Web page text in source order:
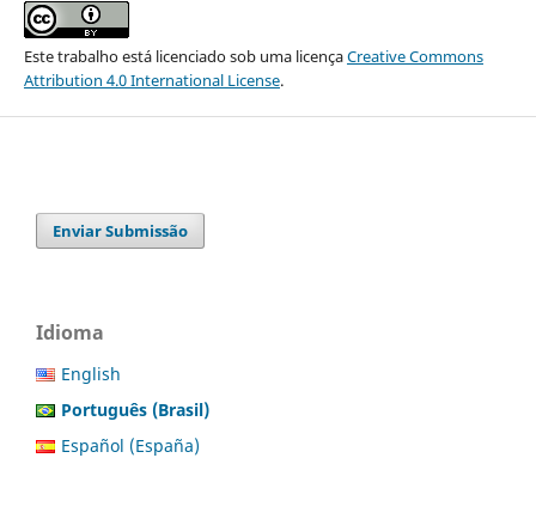
Este trabalho está licenciado sob uma licençaCreative Commons
Attribution 4.0 International License.
Enviar Submissão
Idioma
English
Português (Brasil)
Español (España)